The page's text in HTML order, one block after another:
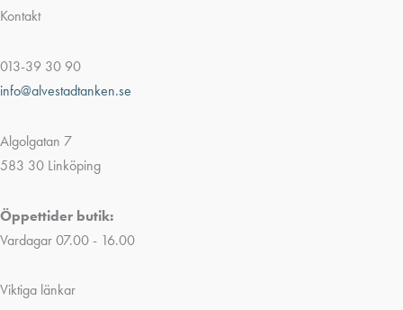
Kontakt
013-39 30 90
info@alvestadtanken.se
Algolgatan 7
583 30 Linköping
Öppettider butik:
Vardagar 07.00 - 16.00
Viktiga länkar